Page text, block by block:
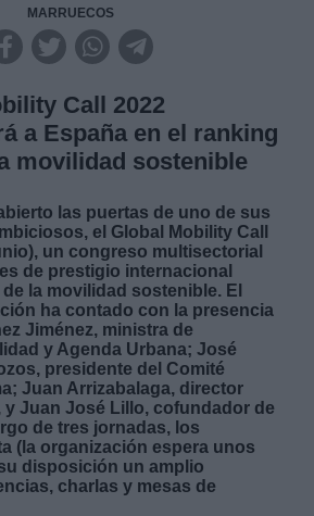
MARRUECOS
Call 2022
a España en el ranking
movilidad sostenible
las puertas de uno de sus
el Global Mobility Call
un congreso multisectorial
de prestigio internacional
la movilidad sostenible. El
ha contado con la presencia
Jiménez, ministra de
y Agenda Urbana; José
presidente del Comité
Juan Arrizabalaga, director
y Juan José Lillo, cofundador de
de tres jornadas, los
(la organización espera unos
disposición un amplio
charlas y mesas de
link